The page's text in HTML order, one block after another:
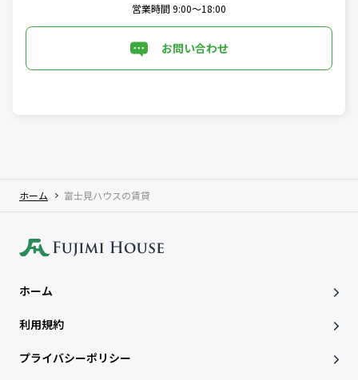
営業時間 9:00～18:00
お問い合わせ
ホーム 富士見ハウスの賃貸
ホーム
利用規約
プライバシーポリシー